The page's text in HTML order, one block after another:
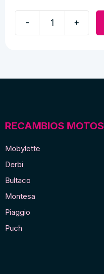
- +
RECAMBIOS MOTOS
Mobylette
Derbi
Bultaco
Montesa
Piaggio
Puch